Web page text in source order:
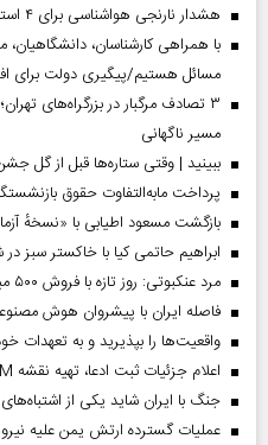
هشدار نارنجی هواشناسی برای ۴ استان؛ خطر سیلاب و رعدوبرق در ارتفاعات
با همراهی کارشناسان،
مسائل هستیم/پیگیری دولت برای
۳ تصادف مرگبار در بزرگراه‌های
مسیر ناگهانی
ببینید | وقتی ستاره‌ها قبل از گل
پرداخت مابه‌التفاوت حقوق
بازگشت مسعود اطیابی با «نسخهٔ
ابراهیم حاتمی کیا با خاکستر سبز
مرد عنکبوتی: روز تازه با فروش ۵۰۰ میلیون دلاری در آمریکا رکوردشکنی کرد
فاصله ایران با پیشرو‌ان هوش
واقعیت‌ها را بپذیرید و به تعهدات
اعلام جزئیات ثبت ادعا، تهیه نقشه UTM و ارائه مادر سند
جنگ با ایران شاید یکی از
عملیات گسترده ارتش یمن علیه